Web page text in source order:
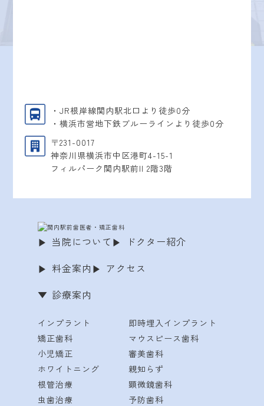
・JR根岸線関内駅北口より徒歩0分
・横浜市営地下鉄ブルーラインより徒歩0分
〒231-0017
神奈川県横浜市中区港町4-15-1
フィルパーク関内駅前II 2階3階
当院について
ドクター紹介
料金案内
アクセス
診療案内
インプラント
即時埋入インプラント
矯正歯科
マウスピース歯科
小児矯正
審美歯科
ホワイトニング
親知らず
根管治療
顕微鏡歯科
虫歯治療
予防歯科